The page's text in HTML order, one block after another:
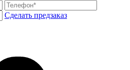
Сделать предзаказ